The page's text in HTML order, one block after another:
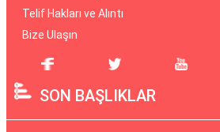
Telif Hakları ve Alıntı
Bize Ulaşın
SON BAŞLIKLAR